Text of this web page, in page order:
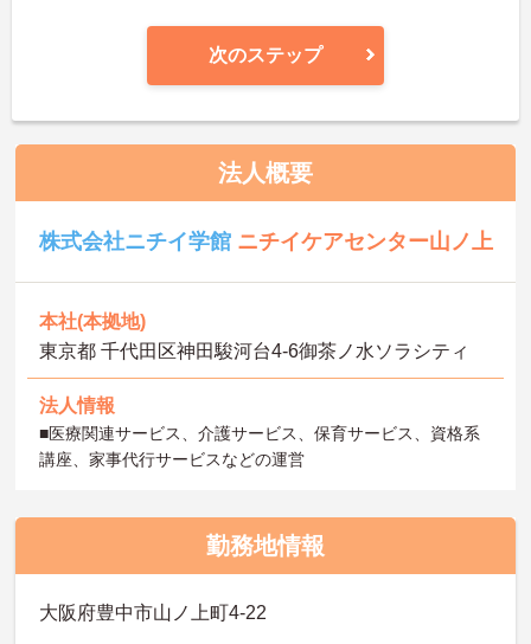
次のステップ
法人概要
株式会社ニチイ学館 ニチイケアセンター山ノ上
本社(本拠地)
東京都 千代田区神田駿河台4-6御茶ノ水ソラシティ
法人情報
■医療関連サービス、介護サービス、保育サービス、資格系
講座、家事代行サービスなどの運営
勤務地情報
大阪府豊中市山ノ上町4-22